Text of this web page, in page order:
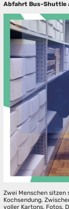
Abfahrt Bus-Shuttle
Zwei Menschen
Kochsendung.
voller Kartons, Fotos,